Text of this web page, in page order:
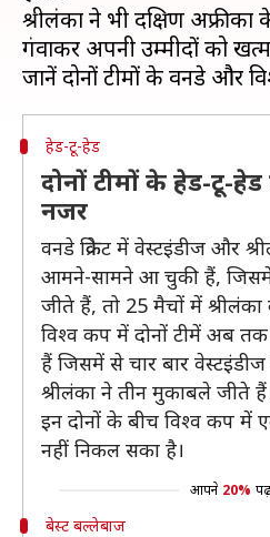
श्रीलंका ने भी दक्षिण
गंवाकर अपनी उम्मीदों को
हेड-टू-हेड
दोनों टीमों के हेड-टू-हेड
नजर
वनडे क्रिकेट में वेस्टइंडीज और
आमने-सामने आ चुकी हैं,
जीते हैं, तो 25 मैचों में श्रीलंका
विश्व कप में दोनों टीमें अब
हैं जिसमें से चार बार
श्रीलंका ने तीन मुकाबले जीते
इन दोनों के बीच विश्व कप में
नहीं निकल सका है।
आपने 20%
बेस्ट बल्लेबाज